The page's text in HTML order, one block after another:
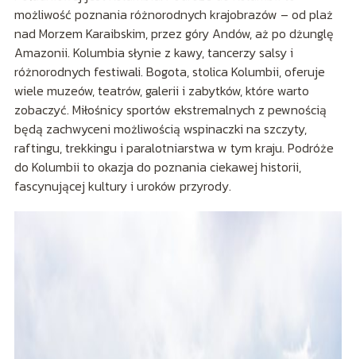
możliwość poznania różnorodnych krajobrazów – od plaż
nad Morzem Karaibskim, przez góry Andów, aż po dżunglę
Amazonii. Kolumbia słynie z kawy, tancerzy salsy i
różnorodnych festiwali. Bogota, stolica Kolumbii, oferuje
wiele muzeów, teatrów, galerii i zabytków, które warto
zobaczyć. Miłośnicy sportów ekstremalnych z pewnością
będą zachwyceni możliwością wspinaczki na szczyty,
raftingu, trekkingu i paralotniarstwa w tym kraju. Podróże
do Kolumbii to okazja do poznania ciekawej historii,
fascynującej kultury i uroków przyrody.